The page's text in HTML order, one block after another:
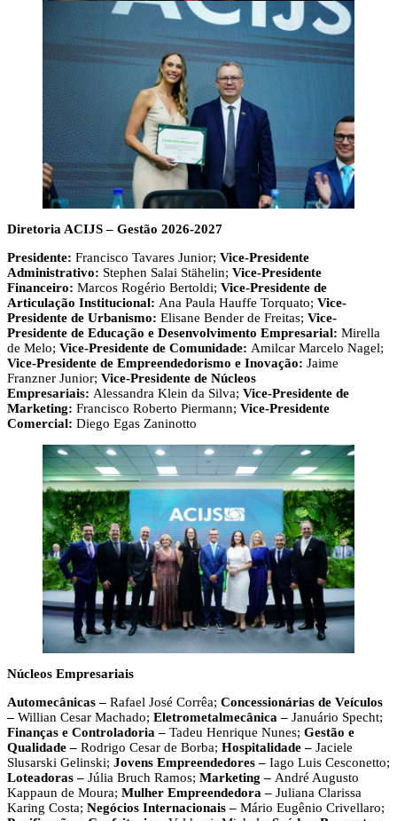
Diretoria ACIJS – Gestão 2026-2027
Presidente: Francisco Tavares Junior; Vice-Presidente
Administrativo: Stephen Salai Stähelin; Vice-Presidente
Financeiro: Marcos Rogério Bertoldi; Vice-Presidente de
Articulação Institucional: Ana Paula Hauffe Torquato; Vice-
Presidente de Urbanismo: Elisane Bender de Freitas; Vice-
Presidente de Educação e Desenvolvimento Empresarial: Mirella
de Melo; Vice-Presidente de Comunidade: Amilcar Marcelo Nagel;
Vice-Presidente de Empreendedorismo e Inovação: Jaime
Franzner Junior; Vice-Presidente de Núcleos
Empresariais: Alessandra Klein da Silva; Vice-Presidente de
Marketing: Francisco Roberto Piermann; Vice-Presidente
Comercial: Diego Egas Zaninotto
Núcleos Empresariais
Automecânicas – Rafael José Corrêa; Concessionárias de Veículos
– Willian Cesar Machado; Eletrometalmecânica – Januário Specht;
Finanças e Controladoria – Tadeu Henrique Nunes; Gestão e
Qualidade – Rodrigo Cesar de Borba; Hospitalidade – Jaciele
Slusarski Gelinski; Jovens Empreendedores – Iago Luis Cesconetto;
Loteadoras – Júlia Bruch Ramos; Marketing – André Augusto
Kappaun de Moura; Mulher Empreendedora – Juliana Clarissa
Karing Costa; Negócios Internacionais – Mário Eugênio Crivellaro;